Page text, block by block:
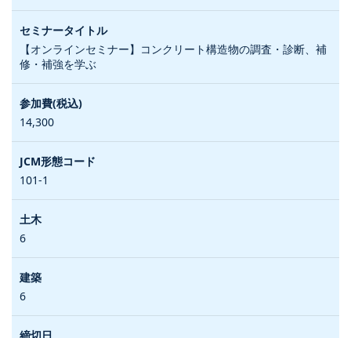
【オンラインセミナー】コンクリート構造物の調査・診断、補
修・補強を学ぶ
14,300
101-1
6
6